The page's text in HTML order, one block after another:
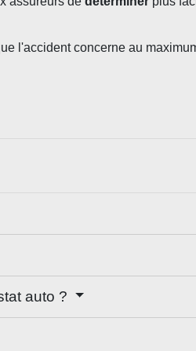
l'accident concerne au
auto ?